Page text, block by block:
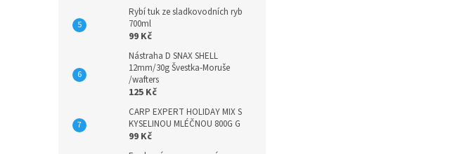
Rybí tuk ze sladkovodních ryb
700ml
99 Kč
Nástraha D SNAX SHELL
12mm/30g Švestka-Moruše
/wafters
125 Kč
CARP EXPERT HOLIDAY MIX S
KYSELINOU MLÉČNOU 800G G
99 Kč